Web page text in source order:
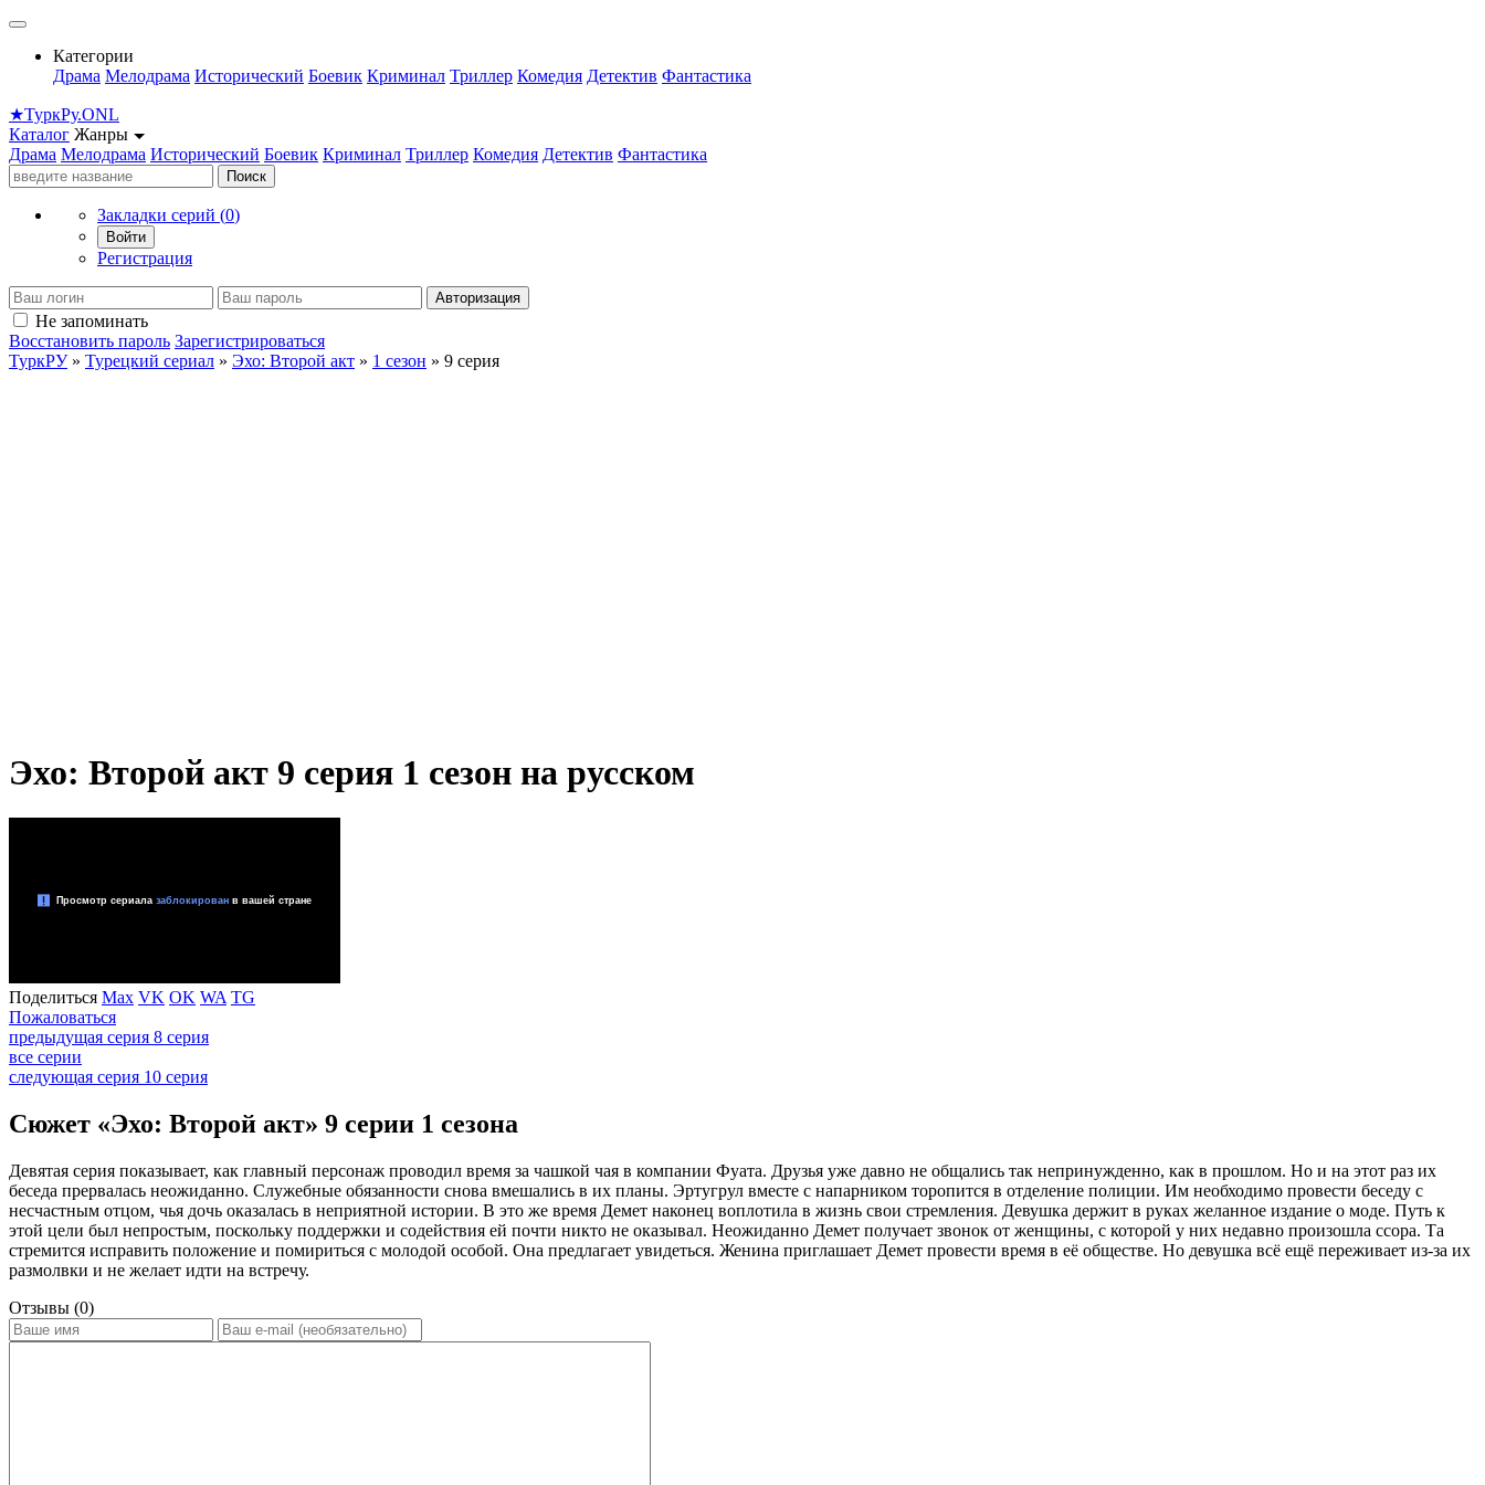
Категории
Драма Мелодрама Исторический Боевик Криминал Триллер Комедия Детектив Фантастика
★ТуркРу.ONL
Каталог Жанры
Драма Мелодрама Исторический Боевик Криминал Триллер Комедия Детектив Фантастика
Поиск
Закладки серий (0)
Войти
Регистрация
Авторизация
Не запоминать
Восстановить пароль Зарегистрироваться
ТуркРУ» Турецкий сериал » Эхо: Второй акт » 1 сезон » 9 серия
Эхо: Второй акт 9 серия 1 сезон на русском
Поделиться Max VK OK WA TG
Пожаловаться
предыдущая серия 8 серия
все серии
следующая серия 10 серия
Сюжет «Эхо: Второй акт» 9 серии 1 сезона
Девятая серия показывает, как главный персонаж проводил время за чашкой чая в компании Фуата. Друзья уже давно не общались так непринужденно, как в прошлом. Но и на этот раз их
беседа прервалась неожиданно. Служебные обязанности снова вмешались в их планы. Эртугрул вместе с напарником торопится в отделение полиции. Им необходимо провести беседу с
несчастным отцом, чья дочь оказалась в неприятной истории. В это же время Демет наконец воплотила в жизнь свои стремления. Девушка держит в руках желанное издание о моде. Путь к
этой цели был непростым, поскольку поддержки и содействия ей почти никто не оказывал. Неожиданно Демет получает звонок от женщины, с которой у них недавно произошла ссора. Та
стремится исправить положение и помириться с молодой особой. Она предлагает увидеться. Женина приглашает Демет провести время в её обществе. Но девушка всё ещё переживает из-за их
размолвки и не желает идти на встречу.
Отзывы (0)